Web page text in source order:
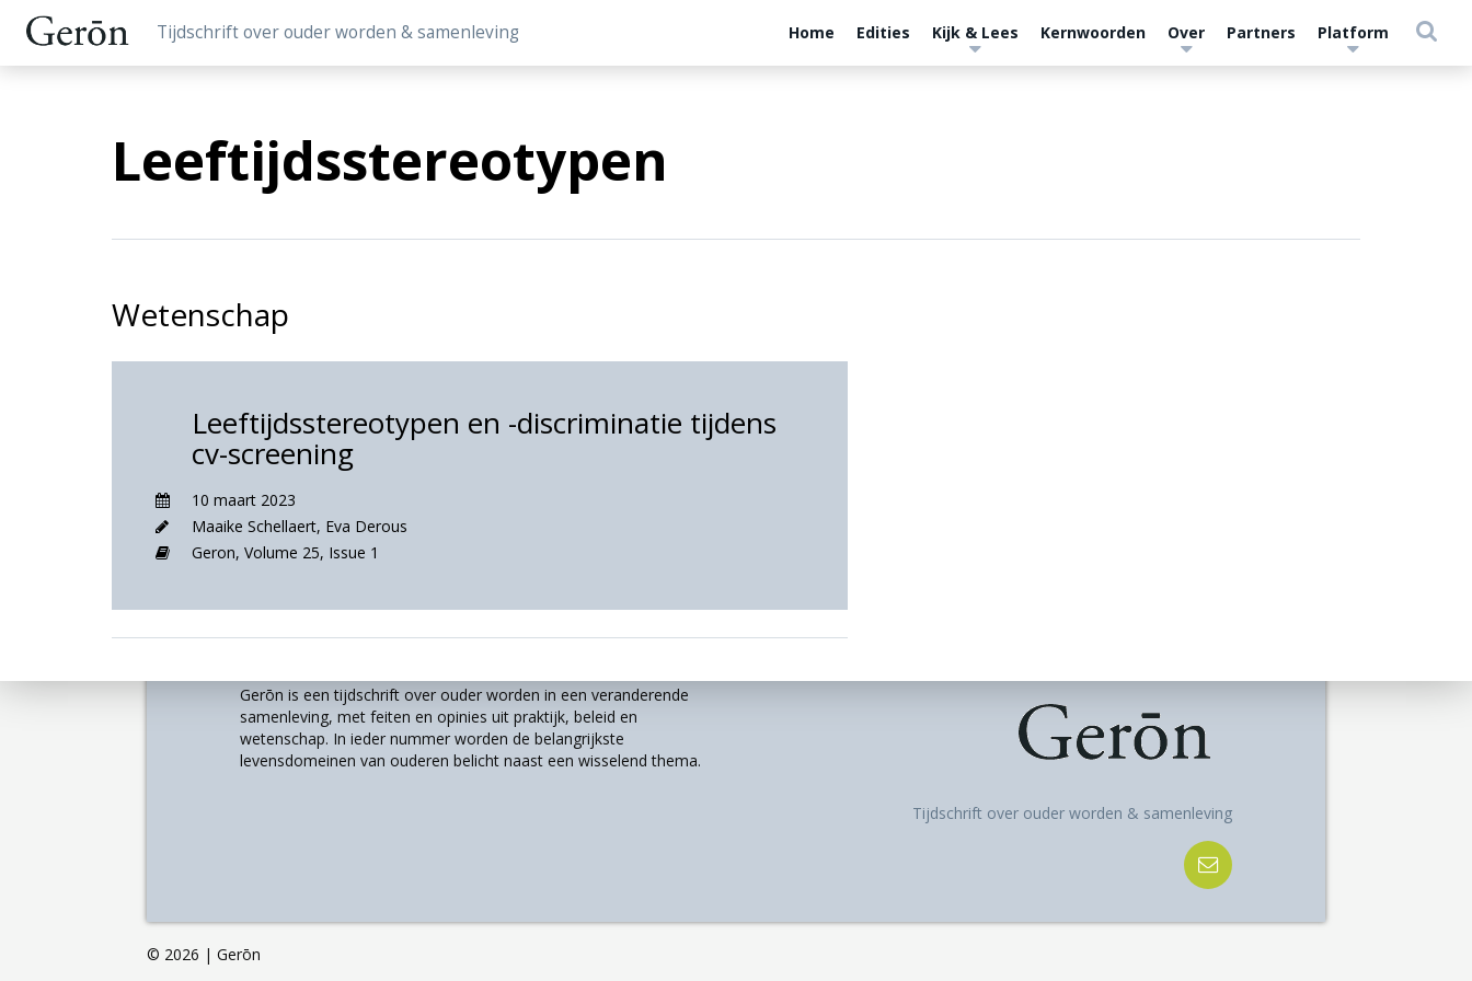
Tijdschrift over ouder worden & samenleving Home Edities Kijk & Lees Kernwoorden Over Partners Platform
Leeftijdsstereotypen
Wetenschap
Leeftijdsstereotypen en -discriminatie tijdens
cv-screening
10 maart 2023
Maaike Schellaert, Eva Derous
Geron, Volume 25, Issue 1
Gerōn is een tijdschrift over ouder worden in een veranderende
samenleving, met feiten en opinies uit praktijk, beleid en
wetenschap. In ieder nummer worden de belangrijkste
levensdomeinen van ouderen belicht naast een wisselend thema.
Tijdschrift over ouder worden & samenleving
© 2026 | Gerōn